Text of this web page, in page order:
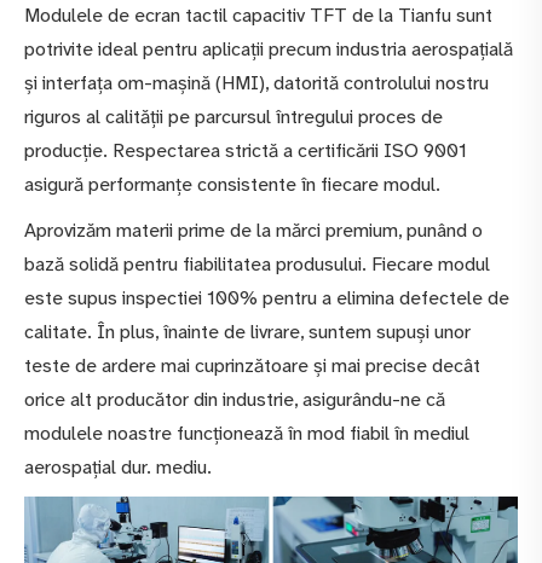
Modulele de ecran tactil capacitiv TFT de la Tianfu sunt
potrivite ideal pentru aplicații precum industria aerospațială
și interfața om-mașină (HMI), datorită controlului nostru
riguros al calității pe parcursul întregului proces de
producție. Respectarea strictă a certificării ISO 9001
asigură performanțe consistente în fiecare modul.
Aprovizăm materii prime de la mărci premium, punând o
bază solidă pentru fiabilitatea produsului. Fiecare modul
este supus inspectiei 100% pentru a elimina defectele de
calitate. În plus, înainte de livrare, suntem supuși unor
teste de ardere mai cuprinzătoare și mai precise decât
orice alt producător din industrie, asigurându-ne că
modulele noastre funcționează în mod fiabil în mediul
aerospațial dur. mediu.